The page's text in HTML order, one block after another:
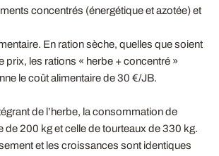
concentrés (énergétique et azotée) et
En ration sèche, quelles que soient
prix, les rations « herbe + concentré »
le coût alimentaire de 30 €/JB.
de l’herbe, la consommation de
de 200 kg et celle de tourteaux de 330 kg.
et les croissances sont identiques